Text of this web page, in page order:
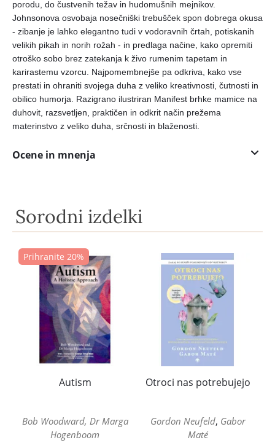
porodu, do čustvenih težav in hudomušnih mejnikov.
Johnsonova osvobaja nosečniški trebušček spon dobrega okusa
- zibanje je lahko elegantno tudi v vodoravnih črtah, potiskanih
velikih pikah in norih rožah - in predlaga načine, kako opremiti
otroško sobo brez zatekanja k živo rumenim tapetam in
karirastemu vzorcu. Najpomembnejše pa odkriva, kako vse
prestati in ohraniti svojega duha z veliko kreativnosti, čutnosti in
obilico humorja. Razigrano ilustriran Manifest brhke mamice na
duhovit, razsvetljen, praktičen in odkrit način prežema
materinstvo z veliko duha, srčnosti in blaženosti.
Ocene in mnenja
Sorodni izdelki
Prihranite 20%
Autism
Bob Woodward, Dr Marga
Hogenboom
Otroci nas potrebujejo
Gordon Neufeld, Gabor
Maté